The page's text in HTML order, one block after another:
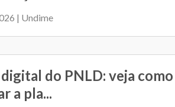
| Undime
do PNLD: veja como
a pla...